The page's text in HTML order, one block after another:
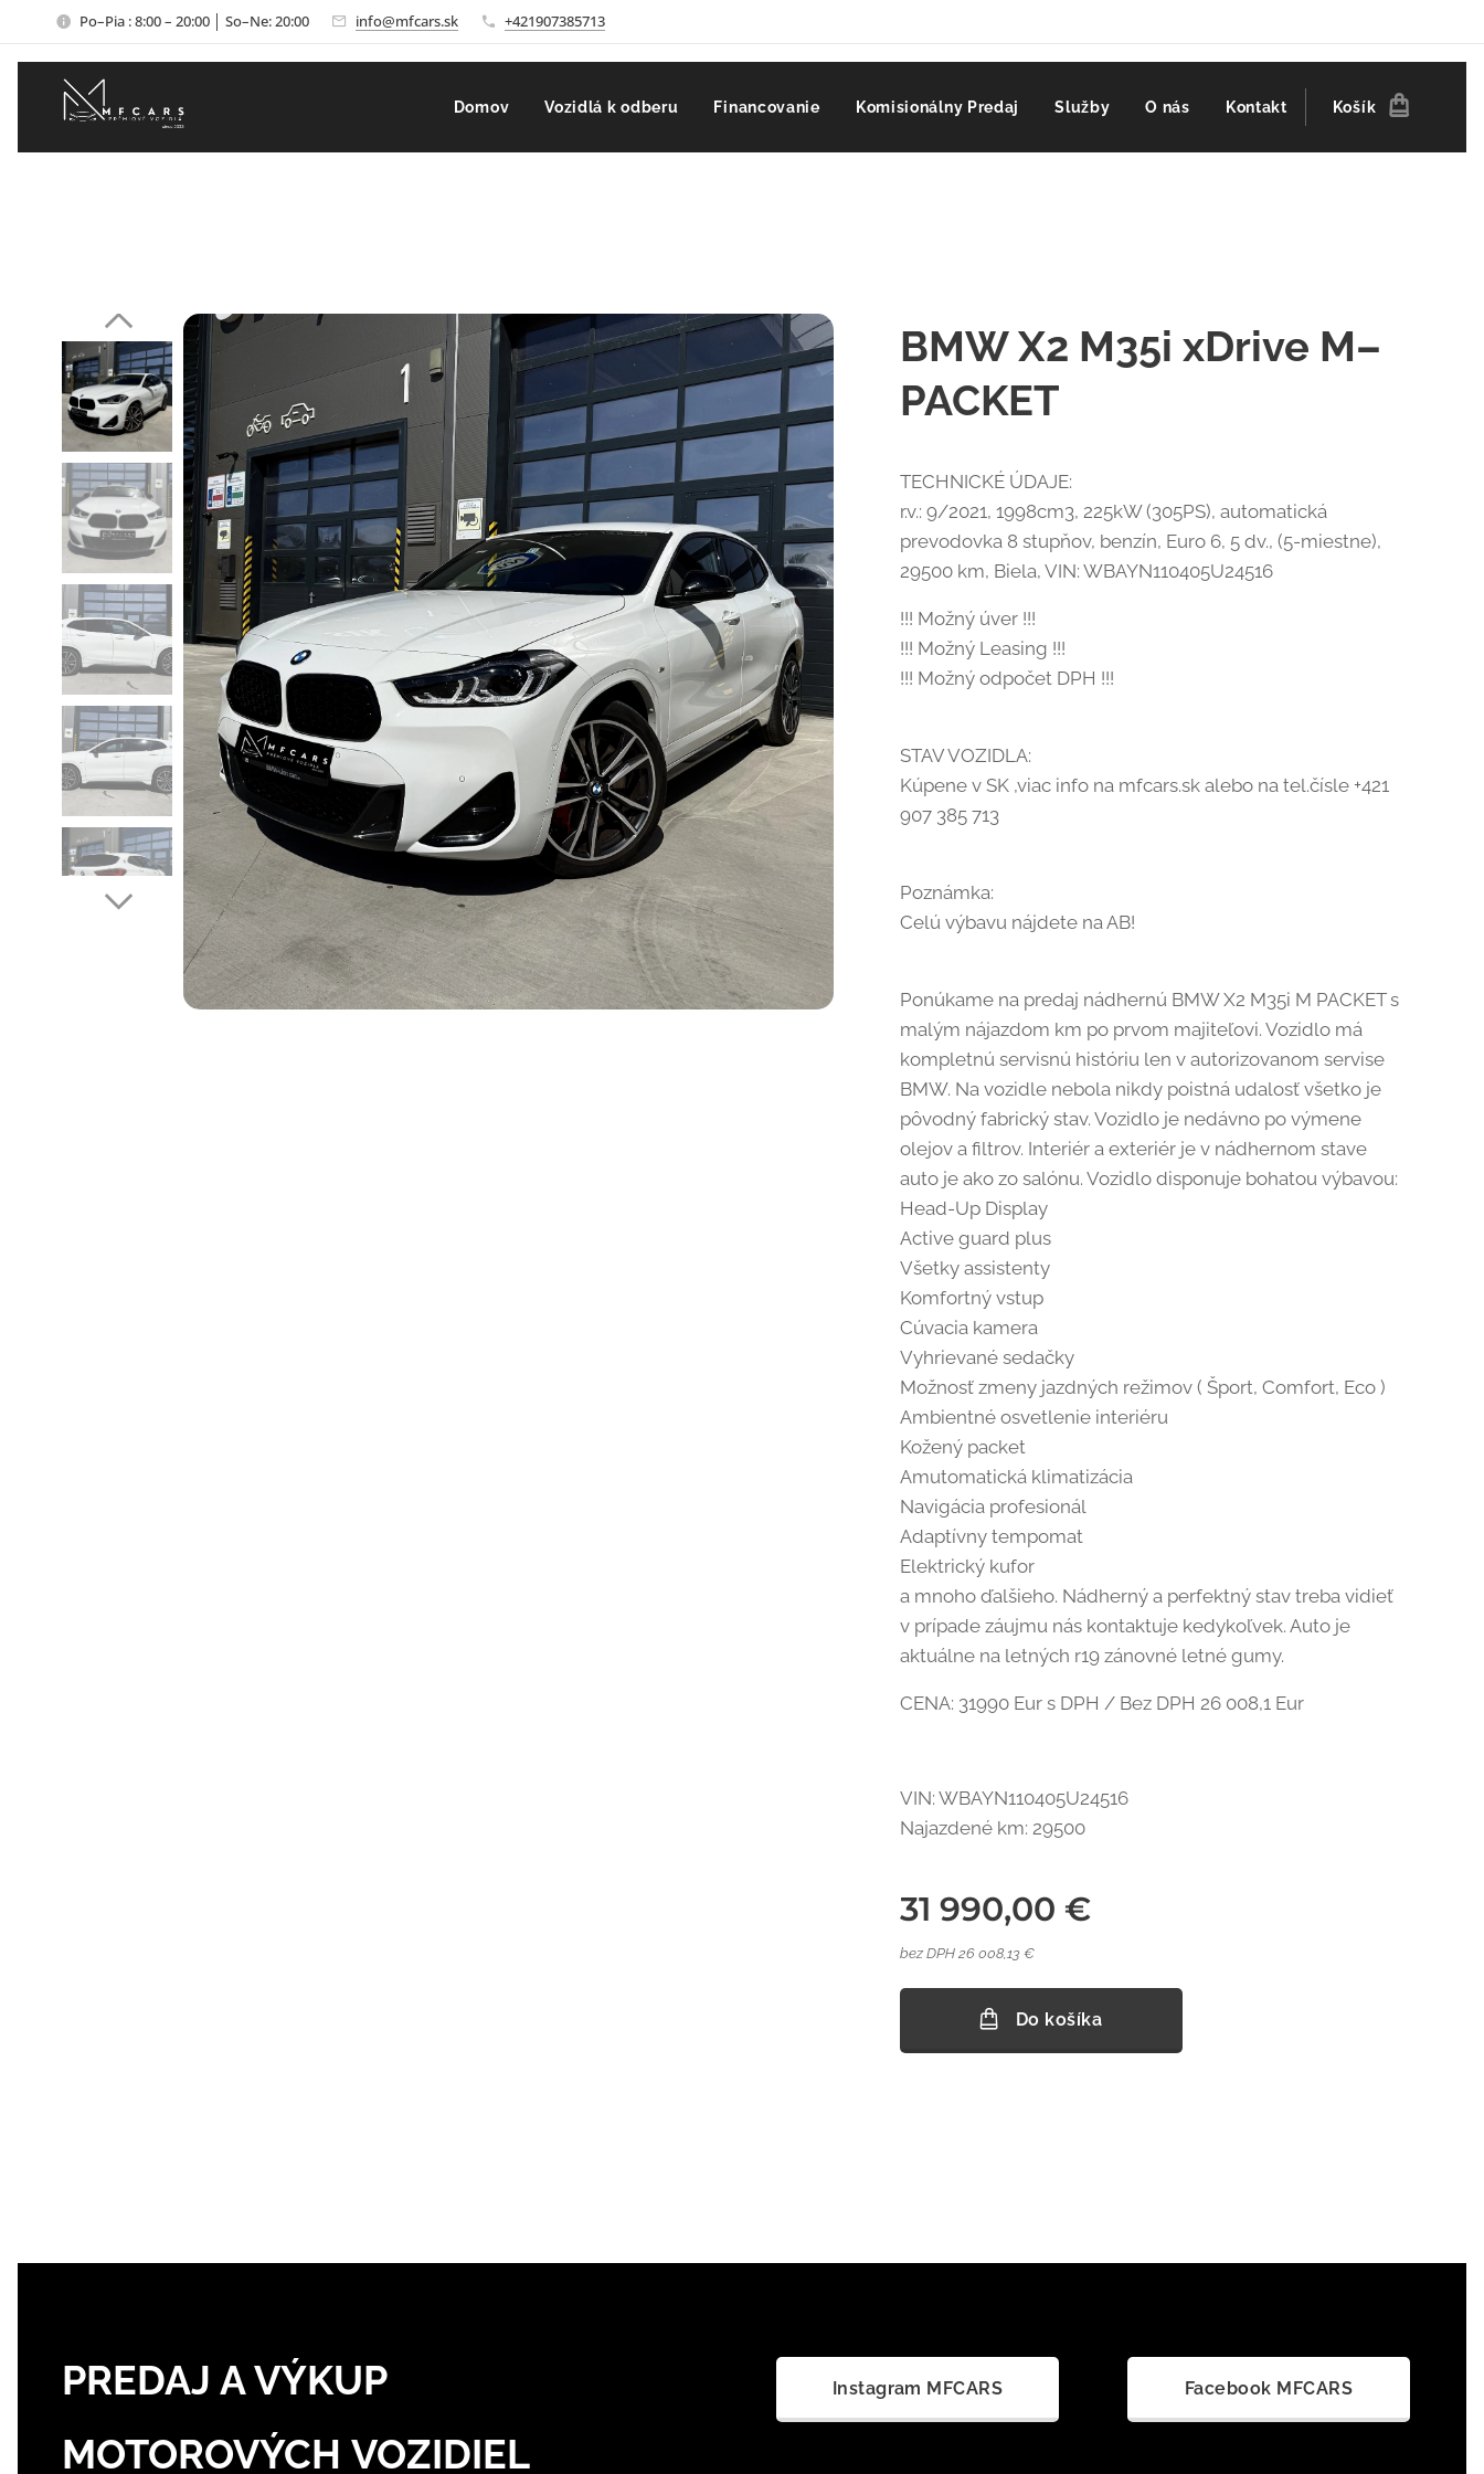
Po–Pia : 8:00 – 20:00 │ So–Ne: 20:00 info@mfcars.sk +421907385713
Domov Vozidlá k odberu Financovanie Komisionálny Predaj Služby O nás Kontakt Košík
BMW X2 M35i xDrive M–
PACKET
TECHNICKÉ ÚDAJE:
r.v.: 9/2021, 1998cm3, 225kW (305PS), automatická
prevodovka 8 stupňov, benzín, Euro 6, 5 dv., (5-miestne),
29500 km, Biela, VIN: WBAYN110405U24516
!!! Možný úver !!!
!!! Možný Leasing !!!
!!! Možný odpočet DPH !!!
STAV VOZIDLA:
Kúpene v SK ,viac info na mfcars.sk alebo na tel.čísle +421
907 385 713
Poznámka:
Celú výbavu nájdete na AB!
Ponúkame na predaj nádhernú BMW X2 M35i M PACKET s
malým nájazdom km po prvom majiteľovi. Vozidlo má
kompletnú servisnú históriu len v autorizovanom servise
BMW. Na vozidle nebola nikdy poistná udalosť všetko je
pôvodný fabrický stav. Vozidlo je nedávno po výmene
olejov a filtrov. Interiér a exteriér je v nádhernom stave
auto je ako zo salónu. Vozidlo disponuje bohatou výbavou:
Head-Up Display
Active guard plus
Všetky assistenty
Komfortný vstup
Cúvacia kamera
Vyhrievané sedačky
Možnosť zmeny jazdných režimov ( Šport, Comfort, Eco )
Ambientné osvetlenie interiéru
Kožený packet
Amutomatická klimatizácia
Navigácia profesionál
Adaptívny tempomat
Elektrický kufor
a mnoho ďalšieho. Nádherný a perfektný stav treba vidieť
v prípade záujmu nás kontaktuje kedykoľvek. Auto je
aktuálne na letných r19 zánovné letné gumy.
CENA: 31990 Eur s DPH / Bez DPH 26 008,1 Eur
VIN: WBAYN110405U24516
Najazdené km: 29500
31 990,00 €
bez DPH 26 008,13 €
Do košíka
PREDAJ A VÝKUP
MOTOROVÝCH VOZIDIEL
Instagram MFCARS Facebook MFCARS